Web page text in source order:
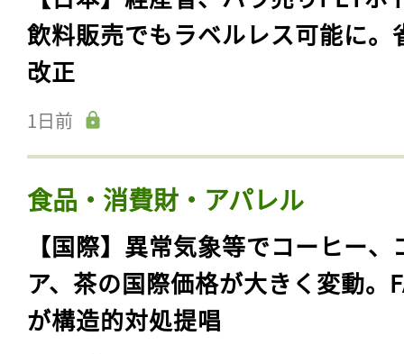
飲料販売でもラベルレス可能に。
改正
1日前
食品・消費財・アパレル
【国際】異常気象等でコーヒー、
ア、茶の国際価格が大きく変動。
が構造的対処提唱